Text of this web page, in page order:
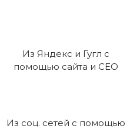
Из Яндекс и Гугл с
помощью сайта и СЕО
Из соц. сетей с помощью